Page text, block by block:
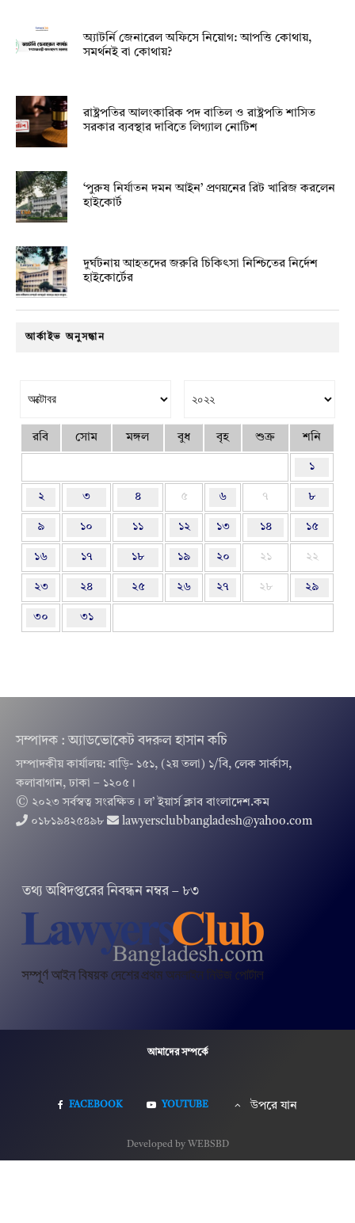
অ্যাটর্নি জেনারেল অফিসে নিয়োগ: আপত্তি কোথায়,
সমর্থনই বা কোথায়?
রাষ্ট্রপতির আলংকারিক পদ বাতিল ও রাষ্ট্রপতি শাসিত
সরকার ব্যবস্থার দাবিতে লিগ্যাল নোটিশ
‘পুরুষ নির্যাতন দমন আইন’ প্রণয়নের রিট খারিজ করলেন
হাইকোর্ট
দুর্ঘটনায় আহতদের জরুরি চিকিৎসা নিশ্চিতের নির্দেশ
হাইকোর্টের
আর্কাইভ অনুসন্ধান
রবি সোম মঙ্গল বুধ বৃহ শুক্র শনি
১
২ ৩ ৪ ৫ ৬ ৭ ৮
৯ ১০ ১১ ১২ ১৩ ১৪ ১৫
১৬ ১৭ ১৮ ১৯ ২০ ২১ ২২
২৩ ২৪ ২৫ ২৬ ২৭ ২৮ ২৯
৩০ ৩১
সম্পাদক : অ্যাডভোকেট বদরুল হাসান কচি
সম্পাদকীয় কার্যালয়: বাড়ি- ১৫১, (২য় তলা) ১/বি, লেক সার্কাস,
কলাবাগান, ঢাকা – ১২০৫।
© ২০২৩ সর্বস্বত্ব সংরক্ষিত । ল’ ইয়ার্স ক্লাব বাংলাদেশ.কম
০১৮১৯৪২৫৪৯৮
lawyersclubbangladesh@yahoo.com
তথ‌্য অ‌ধিদপ্ত‌রের নিবন্ধন নম্বর – ৮৩
আমাদের সম্পর্কে
FACEBOOK YOUTUBE উপরে যান
Developed by WEBSBD